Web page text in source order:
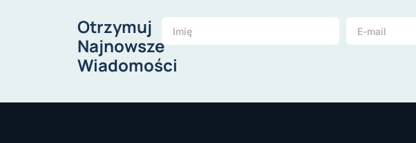
Otrzymuj
Najnowsze
Wiadomości